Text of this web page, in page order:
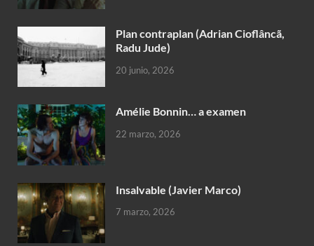
Plan contraplan (Adrian Cioflâncã,
Radu Jude)
20 junio, 2026
Amélie Bonnin… a examen
22 marzo, 2026
Insalvable (Javier Marco)
7 marzo, 2026